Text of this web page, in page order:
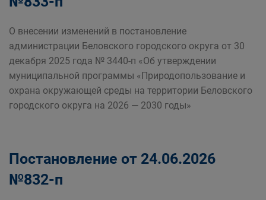
О внесении изменений в постановление
администрации Беловского городского округа от 30
декабря 2025 года № 3440-п «Об утверждении
муниципальной программы «Природопользование и
охрана окружающей среды на территории Беловского
городского округа на 2026 — 2030 годы»
Постановление от 24.06.2026
№832-п